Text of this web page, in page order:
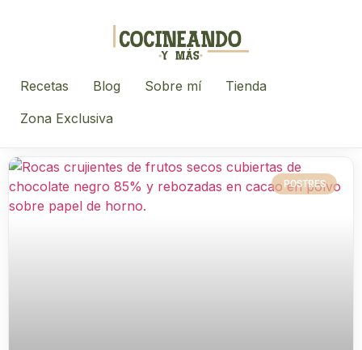
Recetas Blog Sobre mí
Tienda
Zona Exclusiva
POSTRES